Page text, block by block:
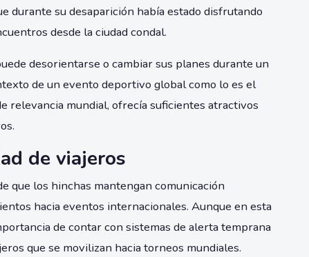
durante su desaparición había estado disfrutando
desde la ciudad condal.
desorientarse o cambiar sus planes durante un
de un evento deportivo global como lo es el
relevancia mundial, ofrecía suficientes atractivos
de viajeros
que los hinchas mantengan comunicación
hacia eventos internacionales. Aunque en esta
de contar con sistemas de alerta temprana
que se movilizan hacia torneos mundiales.